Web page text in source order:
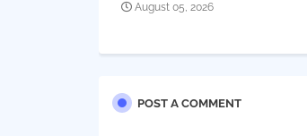
August 05, 2026
POST A COMMENT